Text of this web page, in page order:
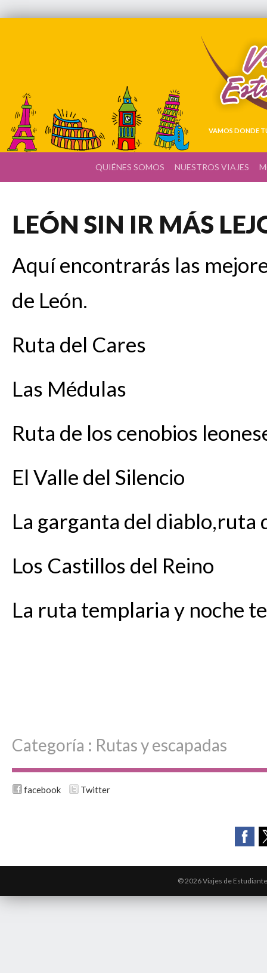
VAMOS DONDE
QUIÉNES SOMOS NUESTROS VIAJES
LEÓN SIN IR MÁS
Aquí encontrarás las
de León.
Ruta del Cares
Las Médulas
Ruta de los cenobios
El Valle del Silencio
La garganta del diablo,ruta
Los Castillos del Reino
La ruta templaria y noche
Categoría : Rutas y escapadas
facebook Twitter
© 2026 Viajes de